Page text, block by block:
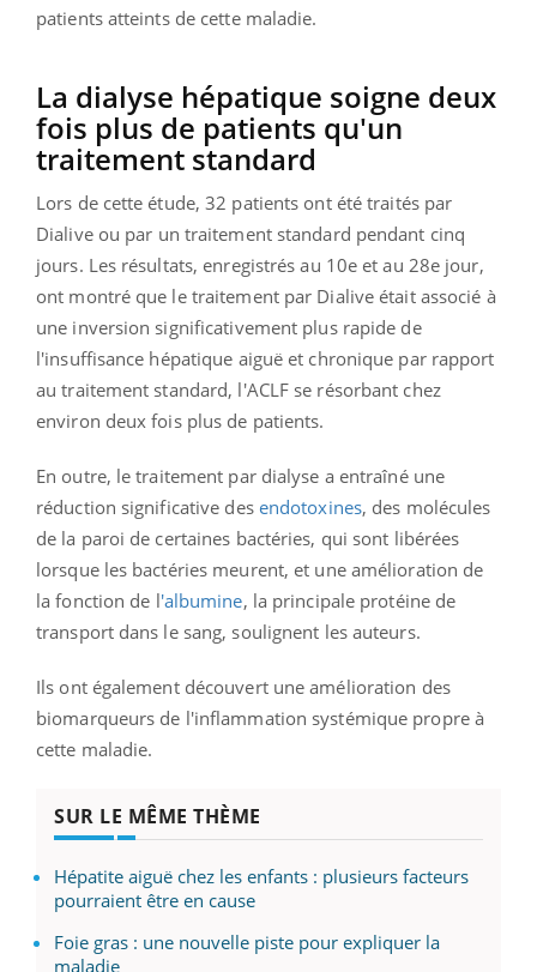
patients atteints de cette maladie.
La dialyse hépatique soigne deux
fois plus de patients qu'un
traitement standard
Lors de cette étude, 32 patients ont été traités par
Dialive ou par un traitement standard pendant cinq
jours. Les résultats, enregistrés au 10e et au 28e jour,
ont montré que le traitement par Dialive était associé à
une inversion significativement plus rapide de
l'insuffisance hépatique aiguë et chronique par rapport
au traitement standard, l'ACLF se résorbant chez
environ deux fois plus de patients.
En outre, le traitement par dialyse a entraîné une
réduction significative des endotoxines, des molécules
de la paroi de certaines bactéries, qui sont libérées
lorsque les bactéries meurent, et une amélioration de
la fonction de l'albumine, la principale protéine de
transport dans le sang, soulignent les auteurs.
Ils ont également découvert une amélioration des
biomarqueurs de l'inflammation systémique propre à
cette maladie.
SUR LE MÊME THÈME
Hépatite aiguë chez les enfants : plusieurs facteurs
pourraient être en cause
Foie gras : une nouvelle piste pour expliquer la
maladie